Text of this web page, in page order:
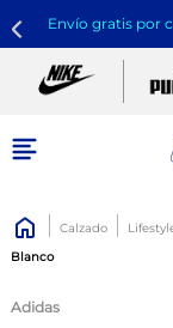
Envío gratis por
Calzado
Blanco
Adidas